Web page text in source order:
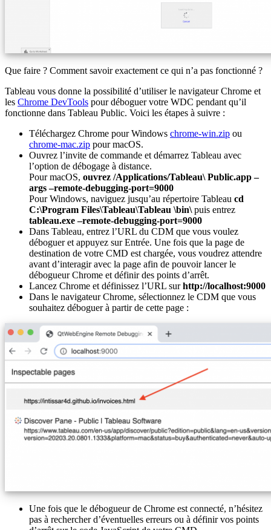
Que faire ? Comment savoir exactement ce qui n’a pas fonctionné ?
Tableau vous donne la possibilité d’utiliser le navigateur Chrome et
les Chrome DevTools pour déboguer votre WDC pendant qu’il
fonctionne dans Tableau Public. Voici les étapes à suivre :
Téléchargez Chrome pour Windows chrome-win.zip ou
chrome-mac.zip pour macOS.
Ouvrez l’invite de commande et démarrez Tableau avec
l’option de débogage à distance.
Pour macOS, ouvrez /Applications/Tableau\ Public.app –
args –remote-debugging-port=9000
Pour Windows, naviguez jusqu’au répertoire Tableau cd
C:\Program Files\Tableau\Tableau \bin\puis entrez
tableau.exe –remote-debugging-port=9000
Dans Tableau, entrez l’URL du CDM que vous voulez
déboguer et appuyez sur Entrée. Une fois que la page de
destination de votre CMD est chargée, vous voudrez attendre
avant d’interagir avec la page afin de pouvoir lancer le
débogueur Chrome et définir des points d’arrêt.
Lancez Chrome et définissez l’URL surhttp://localhost:9000
Dans le navigateur Chrome, sélectionnez le CDM que vous
souhaitez déboguer à partir de cette page :
Une fois que le débogueur de Chrome est connecté, n’hésitez
pas à rechercher d’éventuelles erreurs ou à définir vos points